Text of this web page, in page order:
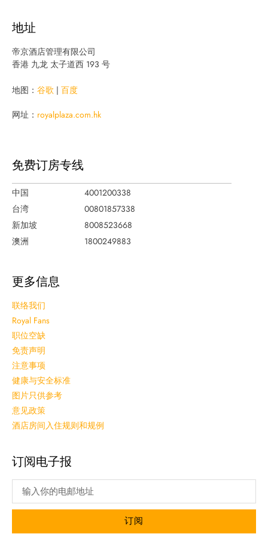
地址
帝京酒店管理有限公司
香港 九龙 太子道西 193 号
地图： 谷歌 百度
网址： royalplaza.com.hk
免费订房专线
中国
4001200338
台湾
00801857338
新加坡
8008523668
澳洲
1800249883
更多信息
联络我们
Royal Fans
职位空缺
免责声明
注意事项
健康与安全标准
图片只供参考
意见政策
酒店房间入住规则和规例
订阅电子报
订阅